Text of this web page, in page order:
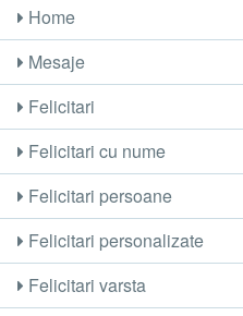
Home
Mesaje
Felicitari
Felicitari cu nume
Felicitari persoane
Felicitari personalizate
Felicitari varsta